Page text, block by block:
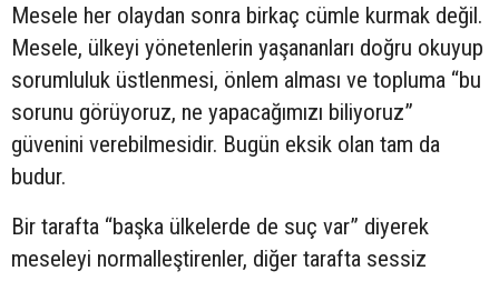
Mesele her olaydan sonra birkaç cümle kurmak değil.
Mesele, ülkeyi yönetenlerin yaşananları doğru okuyup
sorumluluk üstlenmesi, önlem alması ve topluma “bu
sorunu görüyoruz, ne yapacağımızı biliyoruz”
güvenini verebilmesidir. Bugün eksik olan tam da
budur.
Bir tarafta “başka ülkelerde de suç var” diyerek
meseleyi normalleştirenler, diğer tarafta sessiz